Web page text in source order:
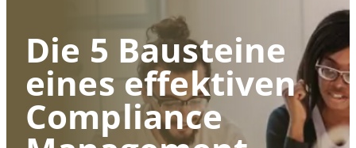
Die 5 Bausteine
eines effektiven
Compliance